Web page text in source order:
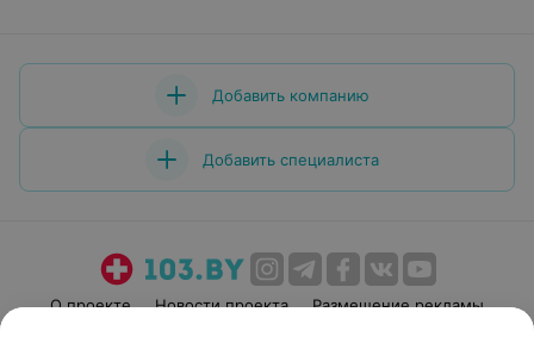
Добавить компанию
Добавить специалиста
О проекте Новости проекта
Размещение рекламы